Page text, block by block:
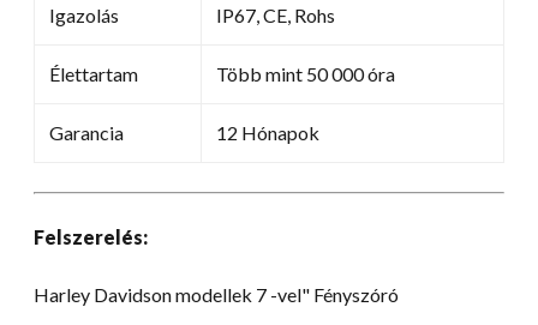
Igazolás IP67, CE, Rohs
Élettartam Több mint 50 000 óra
Garancia 12 Hónapok
Felszerelés:
Harley Davidson modellek 7 -vel" Fényszóró